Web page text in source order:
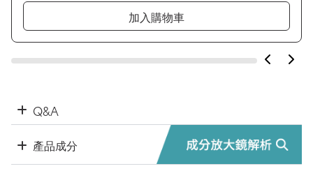
加入購物車
Q&A
產品成分